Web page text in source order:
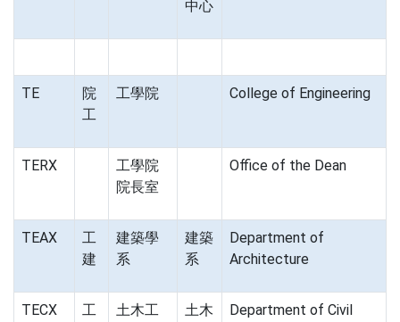
中心
TE
院
工
工學院 College of Engineering
TERX
工學院
院長室
Office of the Dean
TEAX
工
建
建築學
系
建築
系
Department of
Architecture
TECX
工
土木工
土木
Department of Civil